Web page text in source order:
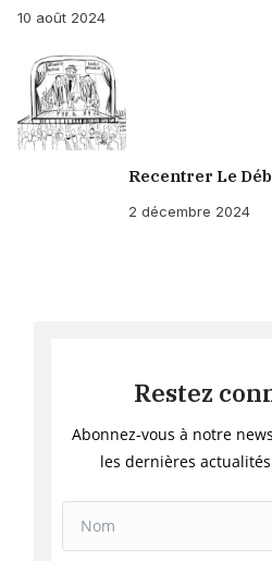
10 août 2024
Recentrer Le
2 décembre 2024
Restez
Abonnez-vous à notre
les dernières